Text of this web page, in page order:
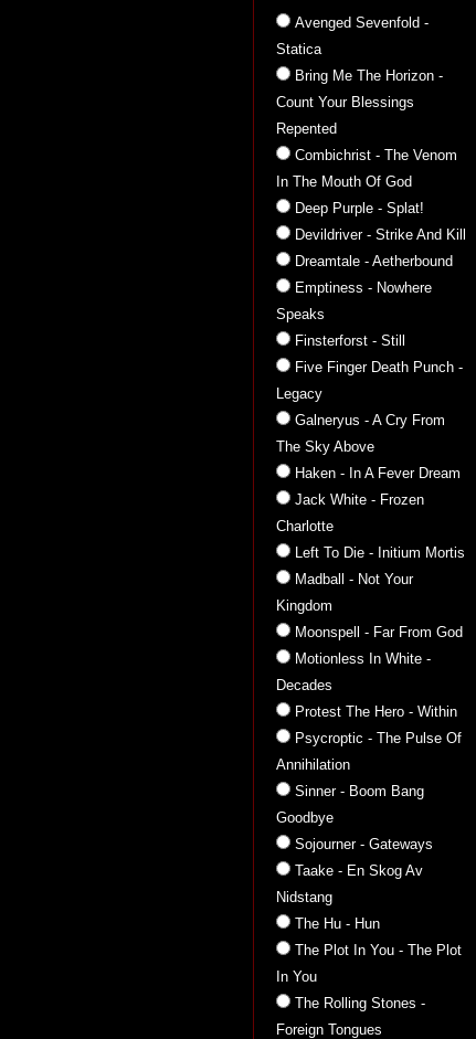
Avenged Sevenfold -
Statica
Bring Me The Horizon -
Count Your Blessings
Repented
Combichrist - The Venom
In The Mouth Of God
Deep Purple - Splat!
Devildriver - Strike And Kill
Dreamtale - Aetherbound
Emptiness - Nowhere
Speaks
Finsterforst - Still
Five Finger Death Punch -
Legacy
Galneryus - A Cry From
The Sky Above
Haken - In A Fever Dream
Jack White - Frozen
Charlotte
Left To Die - Initium Mortis
Madball - Not Your
Kingdom
Moonspell - Far From God
Motionless In White -
Decades
Protest The Hero - Within
Psycroptic - The Pulse Of
Annihilation
Sinner - Boom Bang
Goodbye
Sojourner - Gateways
Taake - En Skog Av
Nidstang
The Hu - Hun
The Plot In You - The Plot
In You
The Rolling Stones -
Foreign Tongues